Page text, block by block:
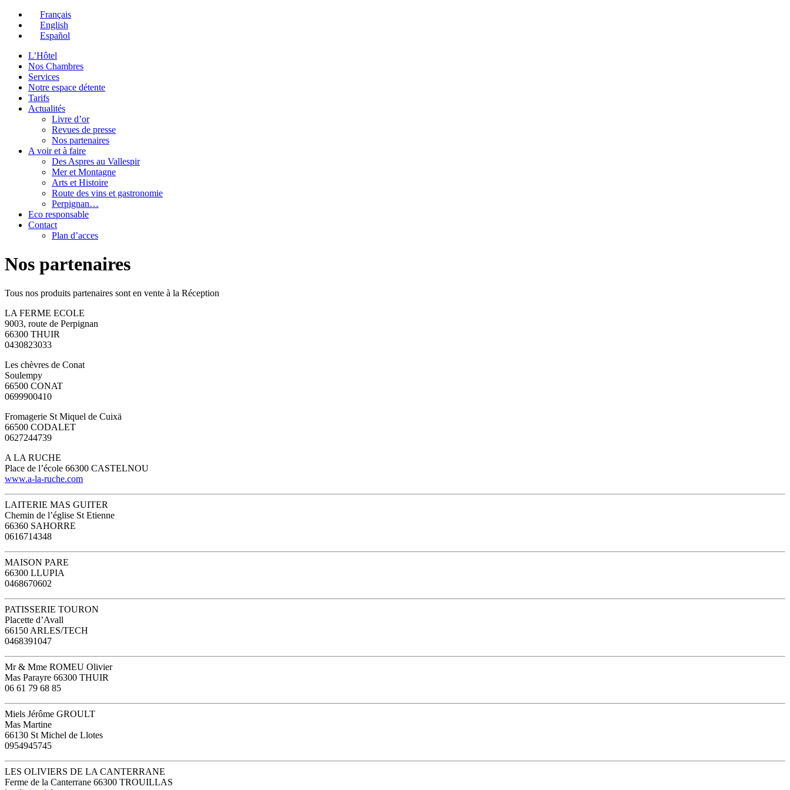
Français
English
Español
L’Hôtel
Nos Chambres
Services
Notre espace détente
Tarifs
Actualités
Livre d’or
Revues de presse
Nos partenaires
A voir et à faire
Des Aspres au Vallespir
Mer et Montagne
Arts et Histoire
Route des vins et gastronomie
Perpignan…
Eco responsable
Contact
Plan d’acces
Nos partenaires
Tous nos produits partenaires sont en vente à la Réception
LA FERME ECOLE
9003, route de Perpignan
66300 THUIR
0430823033
Les chèvres de Conat
Soulempy
66500 CONAT
0699900410
Fromagerie St Miquel de Cuixä
66500 CODALET
0627244739
A LA RUCHE
Place de l’école 66300 CASTELNOU
www.a-la-ruche.com
LAITERIE MAS GUITER
Chemin de l’église St Etienne
66360 SAHORRE
0616714348
MAISON PARE
66300 LLUPIA
0468670602
PATISSERIE TOURON
Placette d’Avall
66150 ARLES/TECH
0468391047
Mr & Mme ROMEU Olivier
Mas Parayre 66300 THUIR
06 61 79 68 85
Miels Jérôme GROULT
Mas Martine
66130 St Michel de Llotes
0954945745
LES OLIVIERS DE LA CANTERRANE
Ferme de la Canterrane 66300 TROUILLAS